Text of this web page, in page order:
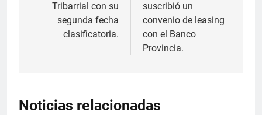
Tribarrial con su
segunda fecha
clasificatoria.
suscribió un
convenio de leasing
con el Banco
Provincia.
Noticias relacionadas